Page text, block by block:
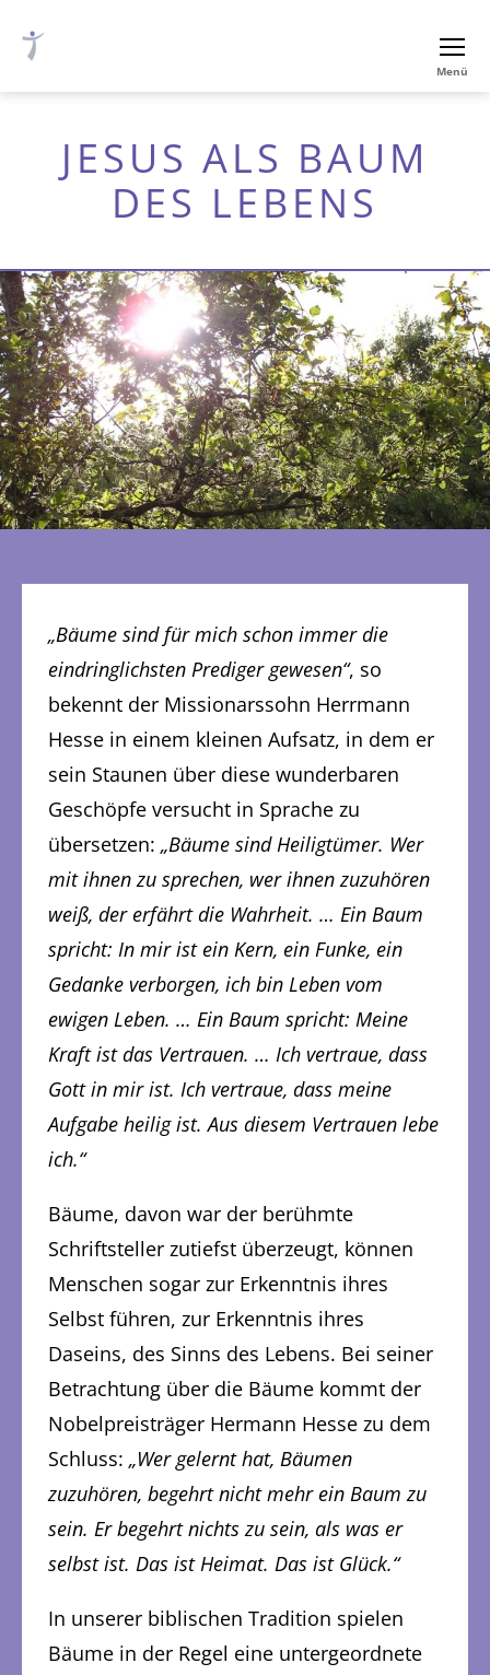
luth.
Nürnberg
Menü
JESUS ALS BAUM
DES LEBENS
„Bäume sind für mich schon immer die
eindringlichsten Prediger gewesen“, so
bekennt der Missionarssohn Herrmann
Hesse in einem kleinen Aufsatz, in dem er
sein Staunen über diese wunderbaren
Geschöpfe versucht in Sprache zu
übersetzen: „Bäume sind Heiligtümer. Wer
mit ihnen zu sprechen, wer ihnen zuzuhören
weiß, der erfährt die Wahrheit. … Ein Baum
spricht: In mir ist ein Kern, ein Funke, ein
Gedanke verborgen, ich bin Leben vom
ewigen Leben. … Ein Baum spricht: Meine
Kraft ist das Vertrauen. … Ich vertraue, dass
Gott in mir ist. Ich vertraue, dass meine
Aufgabe heilig ist. Aus diesem Vertrauen lebe
ich.“
Bäume, davon war der berühmte
Schriftsteller zutiefst überzeugt, können
Menschen sogar zur Erkenntnis ihres
Selbst führen, zur Erkenntnis ihres
Daseins, des Sinns des Lebens. Bei seiner
Betrachtung über die Bäume kommt der
Nobelpreisträger Hermann Hesse zu dem
Schluss: „Wer gelernt hat, Bäumen
zuzuhören, begehrt nicht mehr ein Baum zu
sein. Er begehrt nichts zu sein, als was er
selbst ist. Das ist Heimat. Das ist Glück.“
In unserer biblischen Tradition spielen
Bäume in der Regel eine untergeordnete